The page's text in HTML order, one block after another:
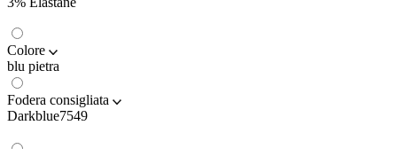
Colore
blu pietra
Fodera consigliata
Darkblue7549